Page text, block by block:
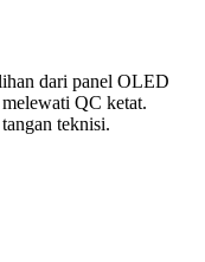
dari panel OLED
QC ketat.
teknisi.